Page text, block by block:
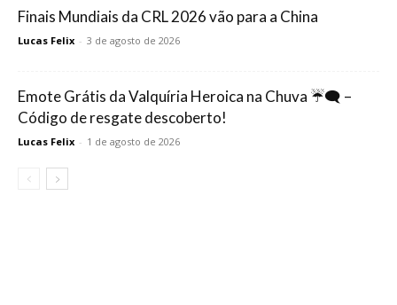
Finais Mundiais da CRL 2026 vão para a China
Lucas Felix - 3 de agosto de 2026
Emote Grátis da Valquíria Heroica na Chuva ☔🗨️ –
Código de resgate descoberto!
Lucas Felix - 1 de agosto de 2026